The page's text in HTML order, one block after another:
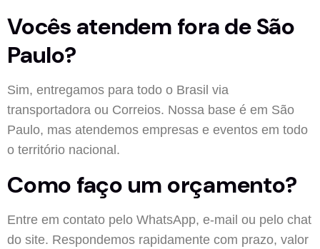
Vocês atendem fora de São
Paulo?
Sim, entregamos para todo o Brasil via
transportadora ou Correios. Nossa base é em São
Paulo, mas atendemos empresas e eventos em todo
o território nacional.
Como faço um orçamento?
Entre em contato pelo WhatsApp, e-mail ou pelo chat
do site. Respondemos rapidamente com prazo, valor